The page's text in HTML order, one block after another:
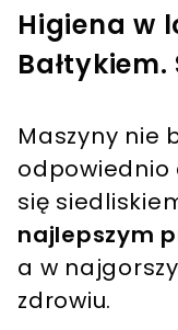
Higiena w
Maszyny nie
odpowiednio
się
najlepszym
a w
zdrowiu.